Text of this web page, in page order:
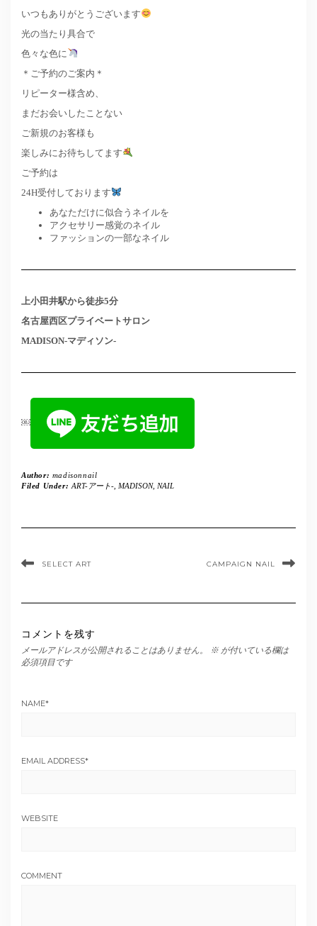
いつもありがとうございます
光の当たり具合で
色々な色に
＊ご予約のご案内＊
リピーター様含め、
まだお会いしたことない
ご新規のお客様も
楽しみにお待ちしてます
ご予約は
24H受付しております
あなただけに似合うネイルを
アクセサリー感覚のネイル
ファッションの一部なネイル
上小田井駅から徒歩5分
名古屋西区プライベートサロン
MADISON-マディソン-
￼
Author: madisonnail
Filed Under: ART-アート-, MADISON, NAIL
SELECT ART CAMPAIGN NAIL
コメントを残す
メールアドレスが公開されることはありません。 ※ が付いている欄は
必須項目です
NAME*
EMAIL ADDRESS*
WEBSITE
COMMENT